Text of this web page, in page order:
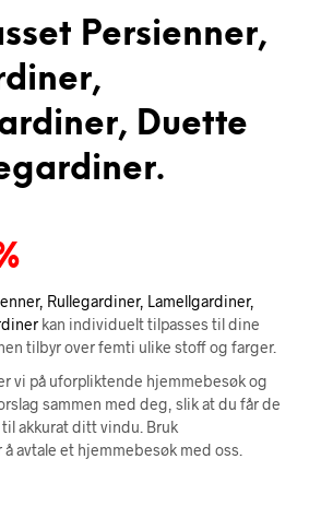
Persienner,
Duette
Rullegardiner, Lamellgardiner,
kan individuelt tilpasses til dine
tilbyr over femti ulike stoff og farger.
vi på uforpliktende hjemmebesøk og
sammen med deg, slik at du får de
akkurat ditt vindu. Bruk
avtale et hjemmebesøk med oss.